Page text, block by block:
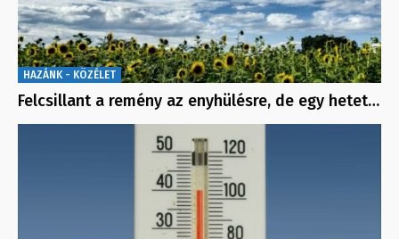
HAZÁNK - KÖZÉLET
Felcsillant a remény az enyhülésre, de egy hetet…